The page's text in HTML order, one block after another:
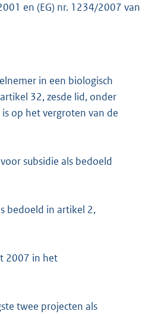
en (EG) nr. 1234/2007 van
in een biologisch
32, zesde lid, onder
op het vergroten van de
subsidie als bedoeld
bedoeld in artikel 2,
2007 in het
twee projecten als